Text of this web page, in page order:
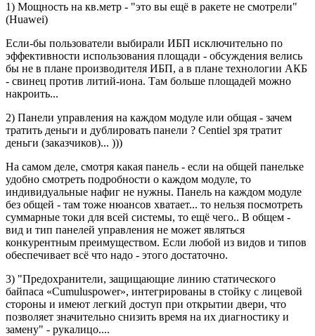
1) Мощность на кв.метр - "это вы ещё в ракете не смотрели"
(Huawei)
Если-бы пользователи выбирали ИБП исключительно по
эффективности использования площади - обсуждения велись
бы не в плане производителя ИБП, а в плане технологии АКБ
- свинец против литий-иона. Там больше площадей можно
накроить...
2) Панели управления на каждом модуле или общая - зачем
тратить деньги и дублировать панели ? Centiel зря тратит
деньги (заказчиков)... )))
На самом деле, смотря какая панель - если на общей панельке
удобно смотреть подробности о каждом модуле, то
индивидуальные нафиг не нужны. Панель на каждом модуле
без общей - там тоже нюансов хватает... то нельзя посмотреть
суммарные токи для всей системы, то ещё чего.. В общем -
вид и тип панелей управления не может являться
конкурентным преимуществом. Если любой из видов и типов
обеспечивает всё что надо - этого достаточно.
3) "Предохранители, защищающие линию статического
байпаса «Cumuluspower», интегрированы в стойку с лицевой
стороны и имеют легкий доступ при открытии двери, что
позволяет значительно снизить время на их диагностику и
замену" - рукалицо....